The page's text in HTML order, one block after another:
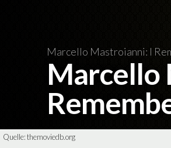
Marcello Mastroianni: I
Marcello
Quelle:themoviedb.org